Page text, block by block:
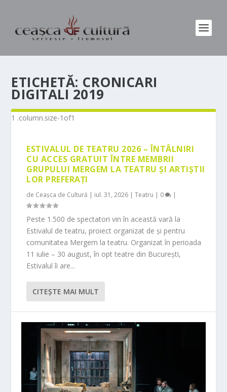
ETICHETĂ: CRONICARI
DIGITALI 2019
ESTIVALUL DE TEATRU 2026 – ÎNTÂLNIRI
CU ACCES GRATUIT ÎNTRE MEMBRII
GRUPULUI MERGEM LA TEATRU ȘI ARTIȘTII
LOR PREFERAȚI
de Ceașca de Cultură | iul. 31, 2026 |Teatru | 0 |
Peste 1.500 de spectatori vin în această vară la
Estivalul de teatru, proiect organizat de și pentru
comunitatea Mergem la teatru. Organizat în perioada
11 iulie – 30 august, în opt teatre din București,
Estivalul îi are...
CITEŞTE MAI MULT